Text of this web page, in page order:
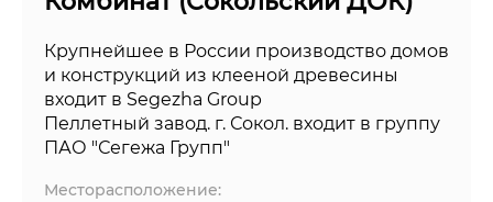
Крупнейшее в России производство домов
и конструкций из клееной древесины
входит в Segezha Group
Пеллетный завод. г. Сокол. входит в группу
ПАО "Сегежа Групп"
Месторасположение: